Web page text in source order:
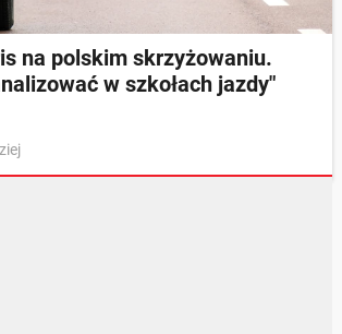
na polskim skrzyżowaniu.
w szkołach jazdy"